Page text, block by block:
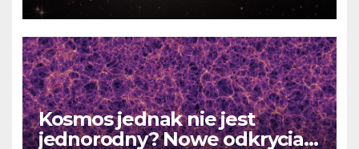
Kosmos jednak nie jest
jednorodny? Nowe odkrycia